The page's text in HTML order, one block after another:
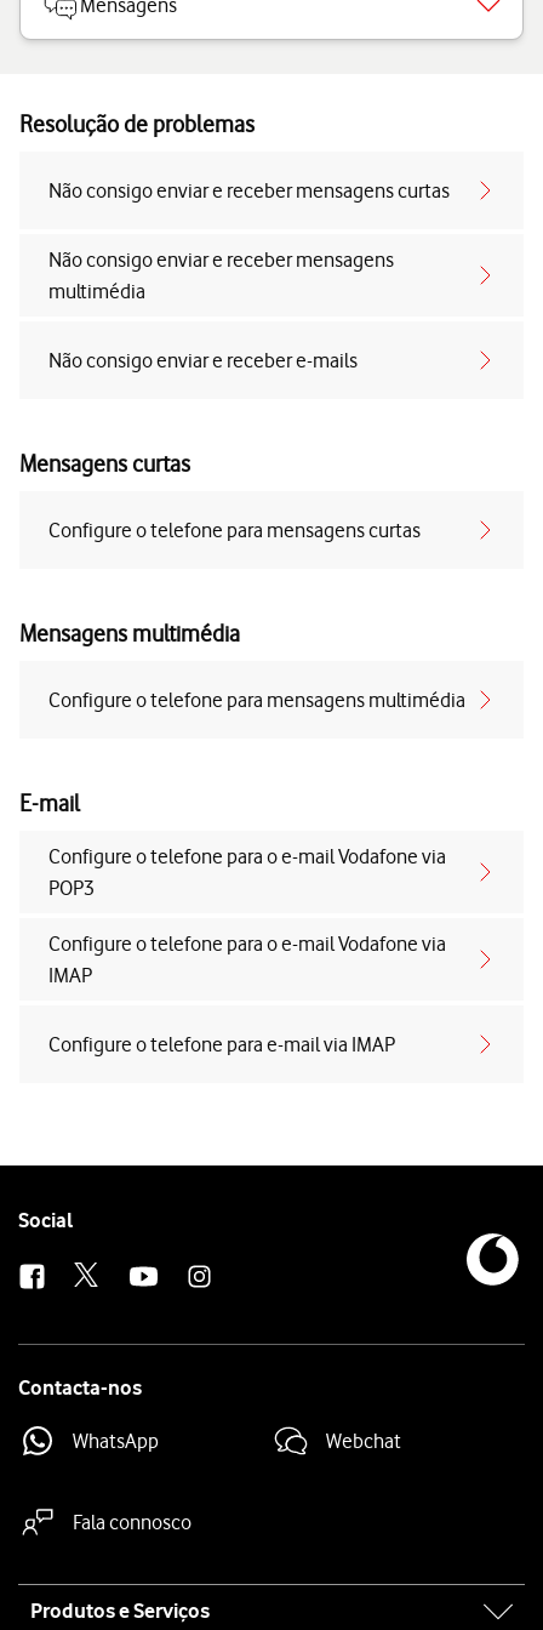
Mensagens
Resolução de problemas
Não consigo enviar e receber mensagens curtas
Não consigo enviar e receber mensagens
multimédia
Não consigo enviar e receber e-mails
Mensagens curtas
Configure o telefone para mensagens curtas
Mensagens multimédia
Configure o telefone para mensagens multimédia
E-mail
Configure o telefone para o e-mail Vodafone via
POP3
Configure o telefone para o e-mail Vodafone via
IMAP
Configure o telefone para e-mail via IMAP
Follow
Social
Contacta-nos
WhatsApp Webchat
Fala connosco
map
Produtos e Serviços